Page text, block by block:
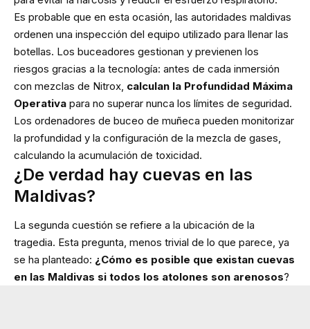
Es probable que en esta ocasión, las autoridades maldivas
ordenen una inspección del equipo utilizado para llenar las
botellas. Los buceadores gestionan y previenen los
riesgos gracias a la tecnología: antes de cada inmersión
con mezclas de Nitrox, calculan la Profundidad Máxima
Operativa para no superar nunca los límites de seguridad.
Los ordenadores de buceo de muñeca pueden monitorizar
la profundidad y la configuración de la mezcla de gases,
calculando la acumulación de toxicidad.
¿De verdad hay cuevas en las
Maldivas?
La segunda cuestión se refiere a la ubicación de la
tragedia. Esta pregunta, menos trivial de lo que parece, ya
se ha planteado: ¿Cómo es posible que existan cuevas
en las Maldivas si todos los atolones son arenosos?